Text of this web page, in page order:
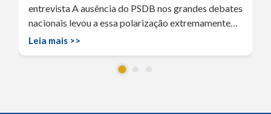
entrevista A ausência do PSDB nos grandes debates
nacionais levou a essa polarização extremamente…
Leia mais >>